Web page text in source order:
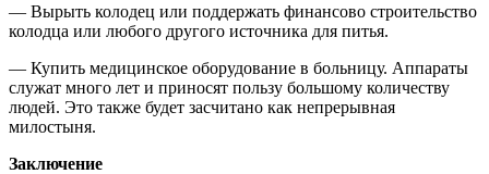
— Вырыть колодец или поддержать финансово строительство
колодца или любого другого источника для питья.
— Купить медицинское оборудование в больницу. Аппараты
служат много лет и приносят пользу большому количеству
людей. Это также будет засчитано как непрерывная
милостыня.
Заключение